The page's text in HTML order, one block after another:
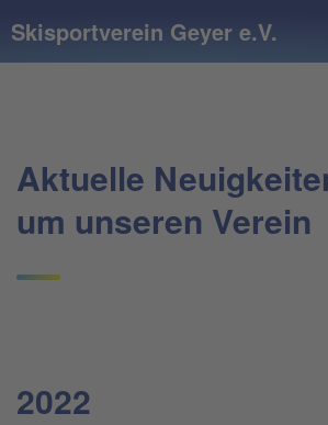
Skisportverein Geyer e.V.
Aktuelle
um unseren Verein
2022